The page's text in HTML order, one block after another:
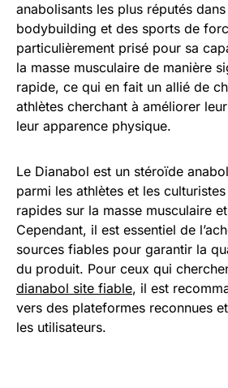
anabolisants les plus réputés
bodybuilding et des sports de
particulièrement prisé pour sa
la masse musculaire de manière
rapide, ce qui en fait un allié de
athlètes cherchant à améliorer
leur apparence physique.
Le Dianabol est un stéroïde
parmi les athlètes et les
rapides sur la masse musculaire
Cependant, il est essentiel de
sources fiables pour garantir la
du produit. Pour ceux qui
dianabol site fiable, il est
vers des plateformes reconnues
les utilisateurs.